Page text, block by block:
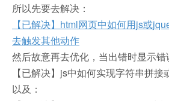
所以先要去解决：
【已解决】html网页中如何用js或
去触发其他动作
然后故意再去优化，当出错时显示错
【已解决】js中如何实现字符串拼接
以及：